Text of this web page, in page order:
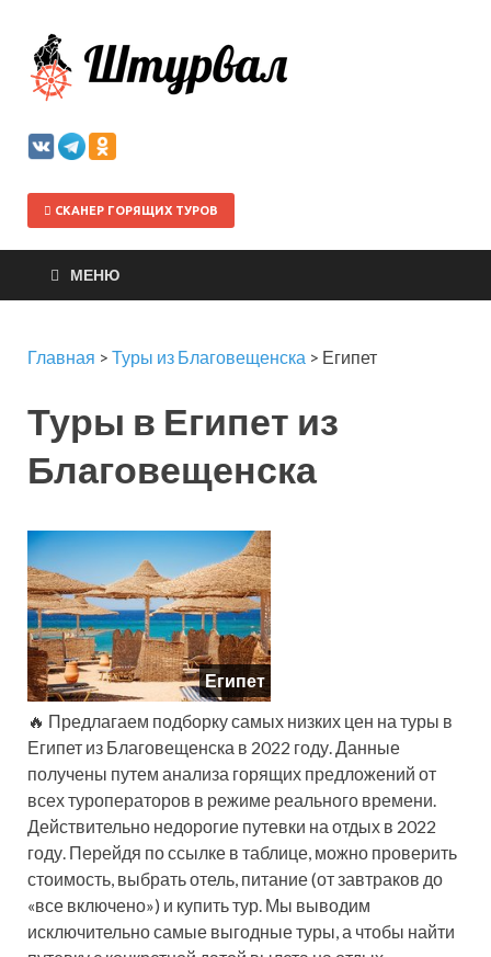
СКАНЕР ГОРЯЩИХ ТУРОВ
МЕНЮ
Главная > Туры из Благовещенска > Египет
Туры в Египет из
Благовещенска
Египет
🔥 Предлагаем подборку самых низких цен на туры в
Египет из Благовещенска в 2022 году. Данные
получены путем анализа горящих предложений от
всех туроператоров в режиме реального времени.
Действительно недорогие путевки на отдых в 2022
году. Перейдя по ссылке в таблице, можно проверить
стоимость, выбрать отель, питание (от завтраков до
«все включено») и купить тур. Мы выводим
исключительно самые выгодные туры, а чтобы найти